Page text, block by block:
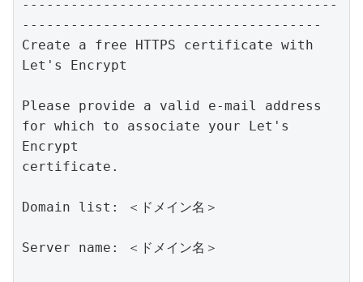
---------------------------------------
-------------------------------------
Create a free HTTPS certificate with
Let's Encrypt
Please provide a valid e-mail address
for which to associate your Let's
Encrypt
certificate.
Domain list: ＜ドメイン名＞
Server name: ＜ドメイン名＞